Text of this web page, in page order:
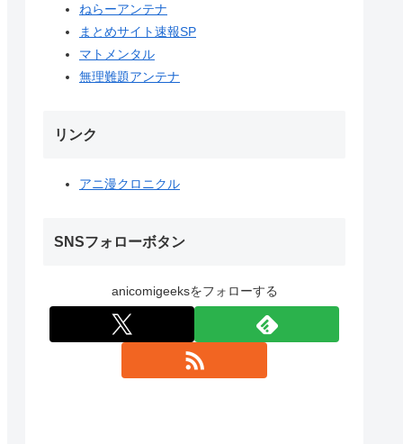
ねらーアンテナ
まとめサイト速報SP
マトメンタル
無理難題アンテナ
リンク
アニ漫クロニクル
SNSフォローボタン
anicomigeeksをフォローする